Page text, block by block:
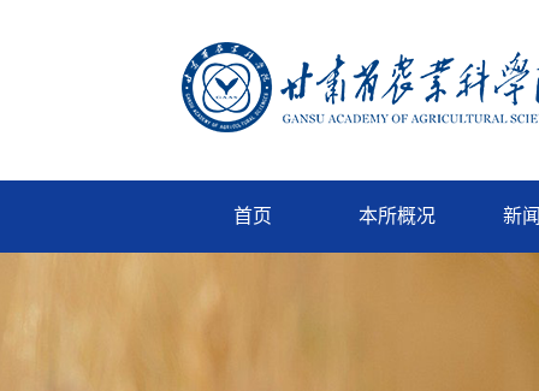
首页 本所概况 新